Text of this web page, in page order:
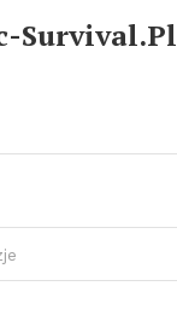
Survival.pl